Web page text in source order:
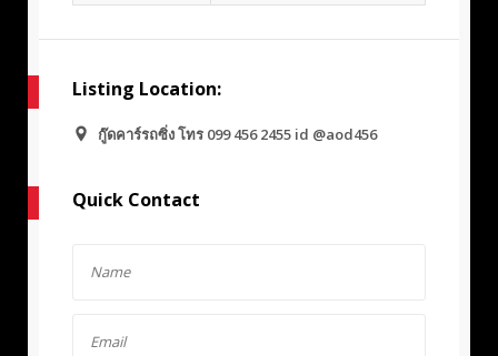
Listing Location:
กู๊ดคาร์รถซิ่ง โทร 099 456 2455 id @aod456
Quick Contact